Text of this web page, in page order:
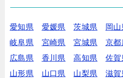
愛知県 愛媛県 茨城県 岡山
岐阜県
宮崎県 宮城県 京都
広島県
香川県 高知県 佐賀
山形県
山口県 山梨県 滋賀